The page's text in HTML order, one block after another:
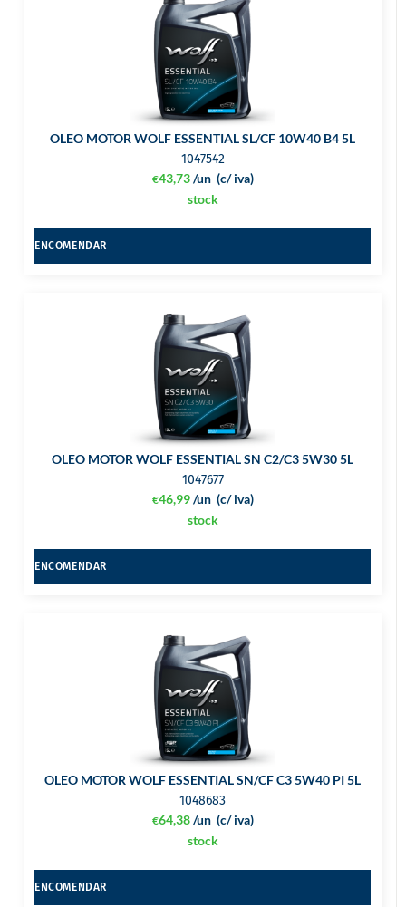
OLEO MOTOR WOLF ESSENTIAL SL/CF 10W40 B4 5L
1047542
€43,73 (c/ iva)
/un
stock
ENCOMENDAR
OLEO MOTOR WOLF ESSENTIAL SN C2/C3 5W30 5L
1047677
€46,99 (c/ iva)
/un
stock
ENCOMENDAR
OLEO MOTOR WOLF ESSENTIAL SN/CF C3 5W40 PI 5L
1048683
€64,38 (c/ iva)
/un
stock
ENCOMENDAR